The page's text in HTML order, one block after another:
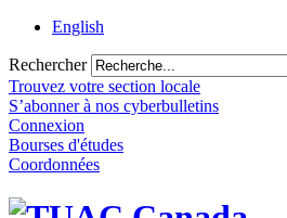
English
Rechercher
Trouvez votre section locale
S’abonner à nos cyberbulletins
Connexion
Bourses d'études
Coordonnées